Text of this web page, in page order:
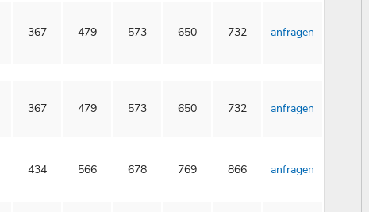
367 479 573 650 732 anfragen
367 479 573 650 732 anfragen
434 566 678 769 866 anfragen